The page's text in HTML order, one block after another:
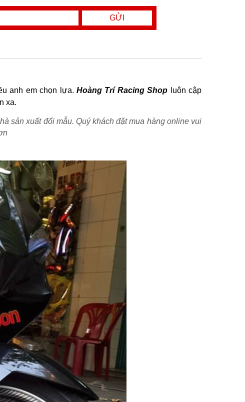
anh em chọn lựa. Hoàng Trí Racing Shop luôn cập
xa.
sản xuất đổi mẫu. Quý khách đặt mua hàng online vui